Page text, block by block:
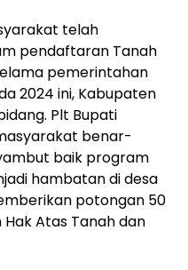
telah
pendaftaran Tanah
pemerintahan
2024 ini, Kabupaten
Plt Bupati
benar-
baik program
hambatan di desa
potongan 50
Atas Tanah dan